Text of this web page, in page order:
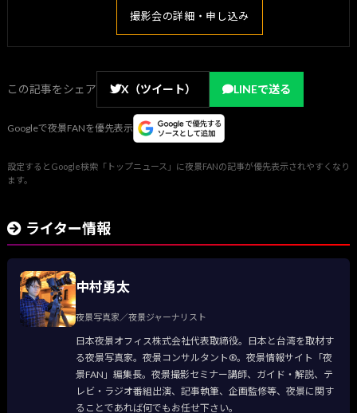
撮影会の詳細・申し込み
この記事をシェア X（ツイート） LINEで送る
Googleで夜景FANを優先表示
設定するとGoogle検索「トップニュース」に夜景FANの記事が優先表示されやすくなり
ます。
ライター情報
中村勇太
夜景写真家／夜景ジャーナリスト
日本夜景オフィス株式会社代表取締役。日本と台湾を取材す
る夜景写真家。夜景コンサルタント®。夜景情報サイト「夜
景FAN」編集長。夜景撮影セミナー講師、ガイド・解説、テ
レビ・ラジオ番組出演、記事執筆、企画監修等、夜景に関す
ることであれば何でもお任せ下さい。